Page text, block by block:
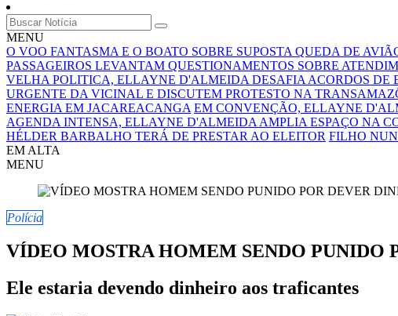
MENU
O VOO FANTASMA E O BOATO SOBRE SUPOSTA QUEDA DE
PASSAGEIROS LEVANTAM QUESTIONAMENTOS SOBRE
VELHA POLITICA, ELLAYNE D'ALMEIDA DESAFIA ACORDOS DE
URGENTE DA VICINAL E DISCUTEM PROTESTO NA
ENERGIA EM JACAREACANGA EM CONVENÇÃO, ELLAYNE
AGENDA INTENSA, ELLAYNE D'ALMEIDA AMPLIA ESPAÇO NA
HÉLDER BARBALHO TERÁ DE PRESTAR AO ELEITOR FILHO
EM ALTA
MENU
Polícia
VÍDEO MOSTRA HOMEM SENDO PUNIDO
Ele estaria devendo dinheiro aos traficantes